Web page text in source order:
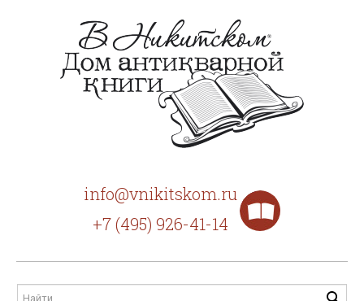
info@vnikitskom.ru
+7 (495) 926-41-14